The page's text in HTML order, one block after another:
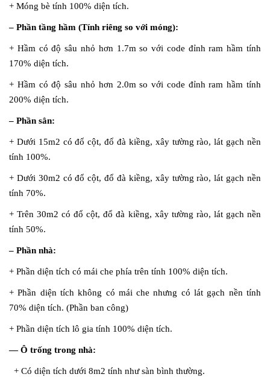
+ Móng bè tính 100% diện tích.
– Phần tầng hầm (Tính riêng so với móng):
+ Hầm có độ sâu nhỏ hơn 1.7m so với code đỉnh ram hầm tính
170% diện tích.
+ Hầm có độ sâu nhỏ hơn 2.0m so với code đỉnh ram hầm tính
200% diện tích.
– Phần sân:
+ Dưới 15m2 có đổ cột, đổ đà kiềng, xây tường rào, lát gạch nền
tính 100%.
+ Dưới 30m2 có đổ cột, đổ đà kiềng, xây tường rào, lát gạch nền
tính 70%.
+ Trên 30m2 có đổ cột, đổ đà kiềng, xây tường rào, lát gạch nền
tính 50%.
– Phần nhà:
+ Phần diện tích có mái che phía trên tính 100% diện tích.
+ Phần diện tích không có mái che nhưng có lát gạch nền tính
70% diện tích. (Phần ban công)
+ Phần diện tích lô gia tính 100% diện tích.
— Ô trống trong nhà:
+ Có diện tích dưới 8m2 tính như sàn bình thường.